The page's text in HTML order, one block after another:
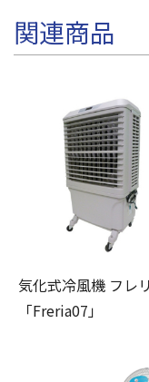
関連商品
気化式冷風機 フレ
「Freria07」